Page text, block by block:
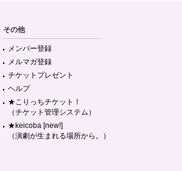
その他
メンバー登録
メルマガ登録
チケットプレゼント
ヘルプ
★こりっちチケット！
（チケット管理システム）
★keicoba [new!]
（演劇が生まれる場所から。）